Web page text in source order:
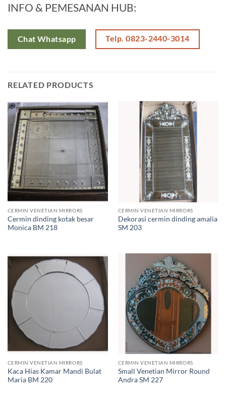
INFO & PEMESANAN HUB:
Chat Whatsapp Telp. 0823-2440-3014
RELATED PRODUCTS
CERMIN VENETIAN MIRRORS
Cermin dinding kotak besar
Monica BM 218
CERMIN VENETIAN MIRRORS
Dekorasi cermin dinding amalia
SM 203
CERMIN VENETIAN MIRRORS
Kaca Hias Kamar Mandi Bulat
Maria BM 220
CERMIN VENETIAN MIRRORS
Small Venetian Mirror Round
Andra SM 227